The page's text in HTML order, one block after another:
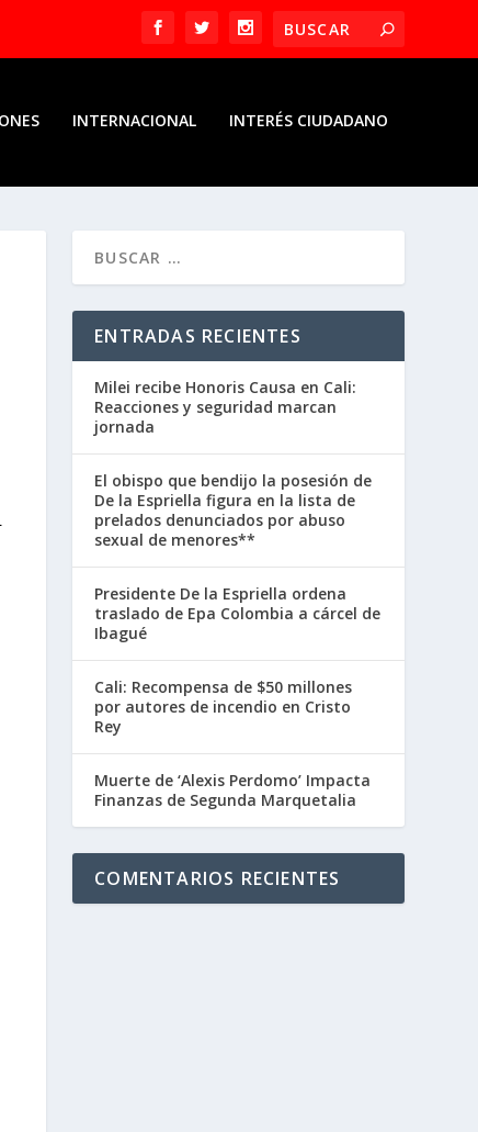
INTERNACIONAL INTERÉS CIUDADANO
ENTRADAS RECIENTES
Milei recibe Honoris Causa en Cali:
Reacciones y seguridad marcan
jornada
El obispo que bendijo la posesión de
De la Espriella figura en la lista de
prelados denunciados por abuso
sexual de menores**
Presidente De la Espriella ordena
traslado de Epa Colombia a cárcel de
Ibagué
Cali: Recompensa de $50 millones
por autores de incendio en Cristo
Rey
Muerte de ‘Alexis Perdomo’ Impacta
Finanzas de Segunda Marquetalia
COMENTARIOS RECIENTES